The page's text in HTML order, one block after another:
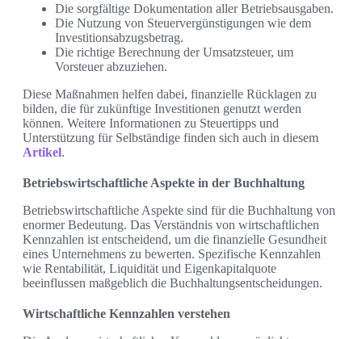
Die sorgfältige Dokumentation aller Betriebsausgaben.
Die Nutzung von Steuervergünstigungen wie dem
Investitionsabzugsbetrag.
Die richtige Berechnung der Umsatzsteuer, um
Vorsteuer abzuziehen.
Diese Maßnahmen helfen dabei, finanzielle Rücklagen zu
bilden, die für zukünftige Investitionen genutzt werden
können. Weitere Informationen zu Steuertipps und
Unterstützung für Selbständige finden sich auch in diesem
Artikel.
Betriebswirtschaftliche Aspekte in der Buchhaltung
Betriebswirtschaftliche Aspekte sind für die Buchhaltung von
enormer Bedeutung. Das Verständnis von wirtschaftlichen
Kennzahlen ist entscheidend, um die finanzielle Gesundheit
eines Unternehmens zu bewerten. Spezifische Kennzahlen
wie Rentabilität, Liquidität und Eigenkapitalquote
beeinflussen maßgeblich die Buchhaltungsentscheidungen.
Wirtschaftliche Kennzahlen verstehen